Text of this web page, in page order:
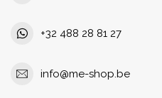
+32 488 28 81 27
info@me-shop.be